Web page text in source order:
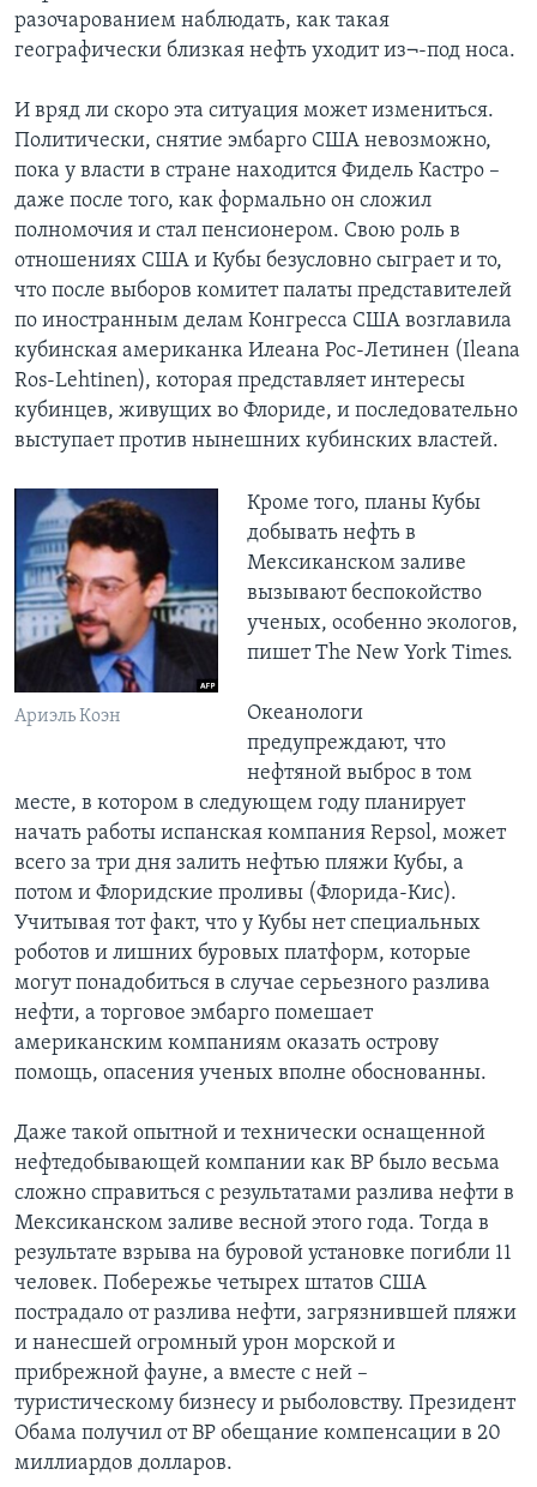
разочарованием наблюдать, как такая
географически близкая нефть уходит из¬-под носа.
И вряд ли скоро эта ситуация может измениться.
Политически, снятие эмбарго США невозможно,
пока у власти в стране находится Фидель Кастро –
даже после того, как формально он сложил
полномочия и стал пенсионером. Свою роль в
отношениях США и Кубы безусловно сыграет и то,
что после выборов комитет палаты представителей
по иностранным делам Конгресса США возглавила
кубинская американка Илеана Рос-Летинен (Ileana
Ros-Lehtinen), которая представляет интересы
кубинцев, живущих во Флориде, и последовательно
выступает против нынешних кубинских властей.
Ариэль Коэн
Кроме того, планы Кубы
добывать нефть в
Мексиканском заливе
вызывают беспокойство
ученых, особенно экологов,
пишет The New York Times.
Океанологи
предупреждают, что
нефтяной выброс в том
месте, в котором в следующем году планирует
начать работы испанская компания Repsol, может
всего за три дня залить нефтью пляжи Кубы, а
потом и Флоридские проливы (Флорида-Кис).
Учитывая тот факт, что у Кубы нет специальных
роботов и лишних буровых платформ, которые
могут понадобиться в случае серьезного разлива
нефти, а торговое эмбарго помешает
американским компаниям оказать острову
помощь, опасения ученых вполне обоснованны.
Даже такой опытной и технически оснащенной
нефтедобывающей компании как ВР было весьма
сложно справиться с результатами разлива нефти в
Мексиканском заливе весной этого года. Тогда в
результате взрыва на буровой установке погибли 11
человек. Побережье четырех штатов США
пострадало от разлива нефти, загрязнившей пляжи
и нанесшей огромный урон морской и
прибрежной фауне, а вместе с ней –
туристическому бизнесу и рыболовству. Президент
Обама получил от ВР обещание компенсации в 20
миллиардов долларов.